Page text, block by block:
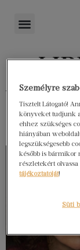
Személyre
Tisztelt Látogató!
könyveket tudjunk
ehhez szükséges
hiányában
legszükségesebb
később is bármikor
részletekért olvassa
tájékoztatóját!
Süti